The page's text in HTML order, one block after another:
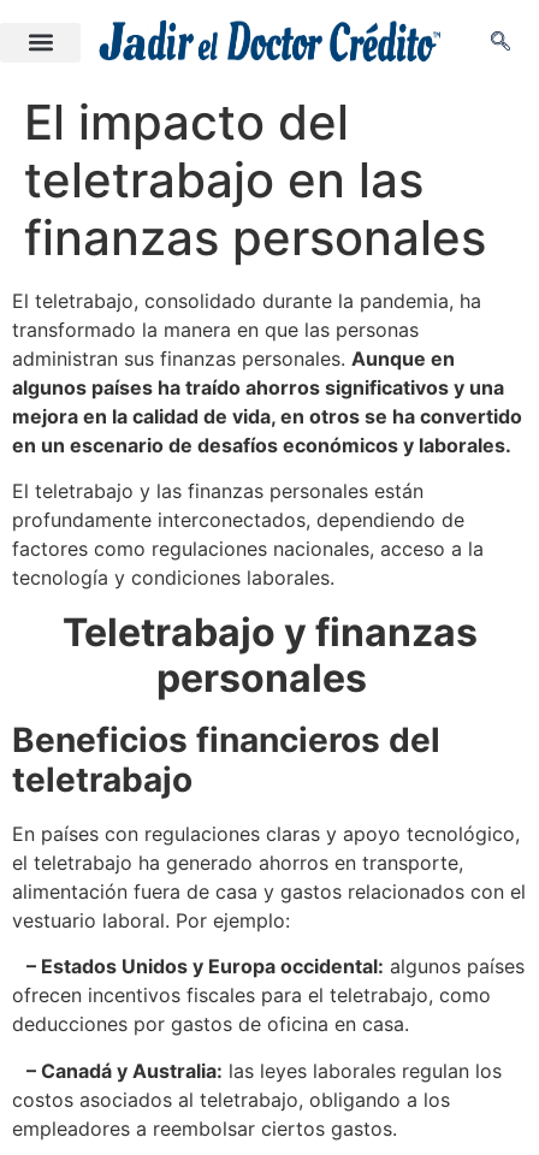
El impacto del
teletrabajo en las
finanzas personales
El teletrabajo, consolidado durante la pandemia, ha
transformado la manera en que las personas
administran sus finanzas personales. Aunque en
algunos países ha traído ahorros significativos y una
mejora en la calidad de vida, en otros se ha convertido
en un escenario de desafíos económicos y laborales.
El teletrabajo y las finanzas personales están
profundamente interconectados, dependiendo de
factores como regulaciones nacionales, acceso a la
tecnología y condiciones laborales.
Teletrabajo y finanzas
personales
Beneficios financieros del
teletrabajo
En países con regulaciones claras y apoyo tecnológico,
el teletrabajo ha generado ahorros en transporte,
alimentación fuera de casa y gastos relacionados con el
vestuario laboral. Por ejemplo:
– Estados Unidos y Europa occidental: algunos países
ofrecen incentivos fiscales para el teletrabajo, como
deducciones por gastos de oficina en casa.
– Canadá y Australia: las leyes laborales regulan los
costos asociados al teletrabajo, obligando a los
empleadores a reembolsar ciertos gastos.